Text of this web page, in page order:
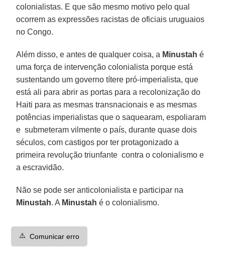
colonialistas. E que são mesmo motivo pelo qual
ocorrem as expressões racistas de oficiais uruguaios
no Congo.
Além disso, e antes de qualquer coisa, a Minustah é
uma força de intervenção colonialista porque está
sustentando um governo títere pró-imperialista, que
está ali para abrir as portas para a recolonização do
Haiti para as mesmas transnacionais e as mesmas
potências imperialistas que o saquearam, espoliaram
e submeteram vilmente o país, durante quase dois
séculos, com castigos por ter protagonizado a
primeira revolução triunfante contra o colonialismo e
a escravidão.
Não se pode ser anticolonialista e participar na
Minustah. A Minustah é o colonialismo.
⚠️ Comunicar erro